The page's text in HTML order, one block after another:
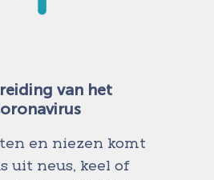
van het
en niezen komt
uit neus, keel of